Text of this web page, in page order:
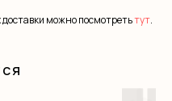
можно посмотретьтут.